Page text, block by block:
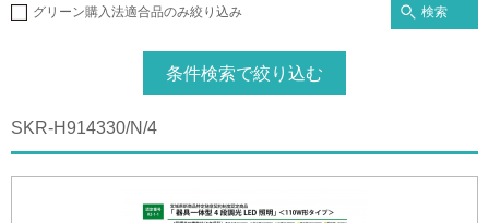
グリーン購入法適合品のみ絞り込み 検索
条件検索で絞り込む
SKR-H914330/N/4